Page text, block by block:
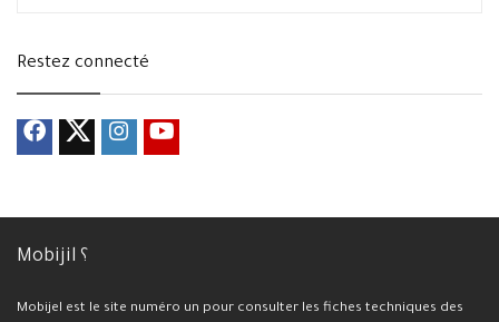
Restez connecté
Mobijil ؟
Mobijel est le site numéro un pour consulter les fiches techniques des